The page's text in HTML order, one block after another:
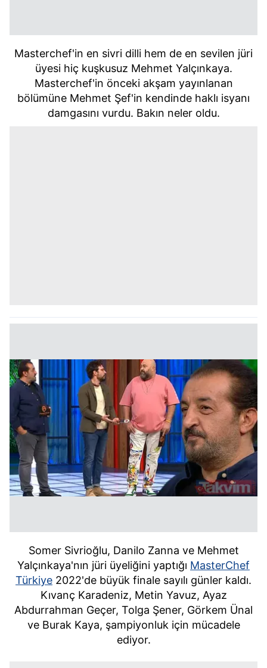
Masterchef'in en sivri dilli hem de en sevilen jüri
üyesi hiç kuşkusuz Mehmet Yalçınkaya.
Masterchef'in önceki akşam yayınlanan
bölümüne Mehmet Şef'in kendinde haklı isyanı
damgasını vurdu. Bakın neler oldu.
Somer Sivrioğlu, Danilo Zanna ve Mehmet
Yalçınkaya'nın jüri üyeliğini yaptığı MasterChef
Türkiye 2022'de büyük finale sayılı günler kaldı.
Kıvanç Karadeniz, Metin Yavuz, Ayaz
Abdurrahman Geçer, Tolga Şener, Görkem Ünal
ve Burak Kaya, şampiyonluk için mücadele
ediyor.